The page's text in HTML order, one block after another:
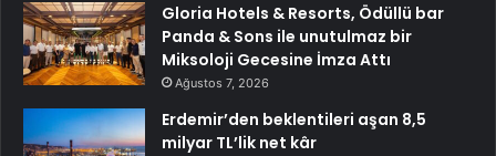
Gloria Hotels & Resorts, Ödüllü bar
Panda & Sons ile unutulmaz bir
Miksoloji Gecesine İmza Attı
Ağustos 7, 2026
Erdemir’den beklentileri aşan 8,5
milyar TL’lik net kâr